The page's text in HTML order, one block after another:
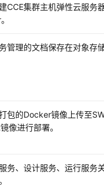
CCE集群主机弹性云服务
管理的文档保存在对象存储
包的Docker镜像上传至
像进行部署。
务、设计服务、运行服务